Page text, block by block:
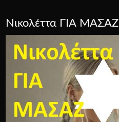
Νικολέττα ΓΙΑ ΜΑΣΑΖ